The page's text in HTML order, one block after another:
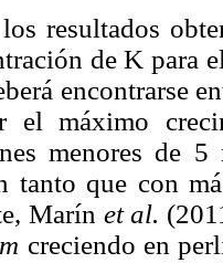
resultados
de K para
encontrarse
el máximo
menores de
tanto que con
Marín et al.
creciendo en